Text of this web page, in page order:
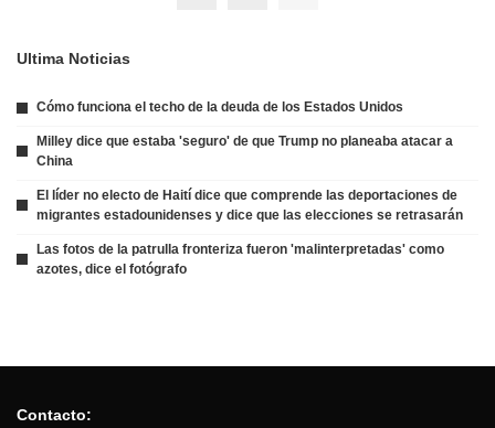
Ultima Noticias
Cómo funciona el techo de la deuda de los Estados Unidos
Milley dice que estaba 'seguro' de que Trump no planeaba atacar a
China
El líder no electo de Haití dice que comprende las deportaciones de
migrantes estadounidenses y dice que las elecciones se retrasarán
Las fotos de la patrulla fronteriza fueron 'malinterpretadas' como
azotes, dice el fotógrafo
Contacto: